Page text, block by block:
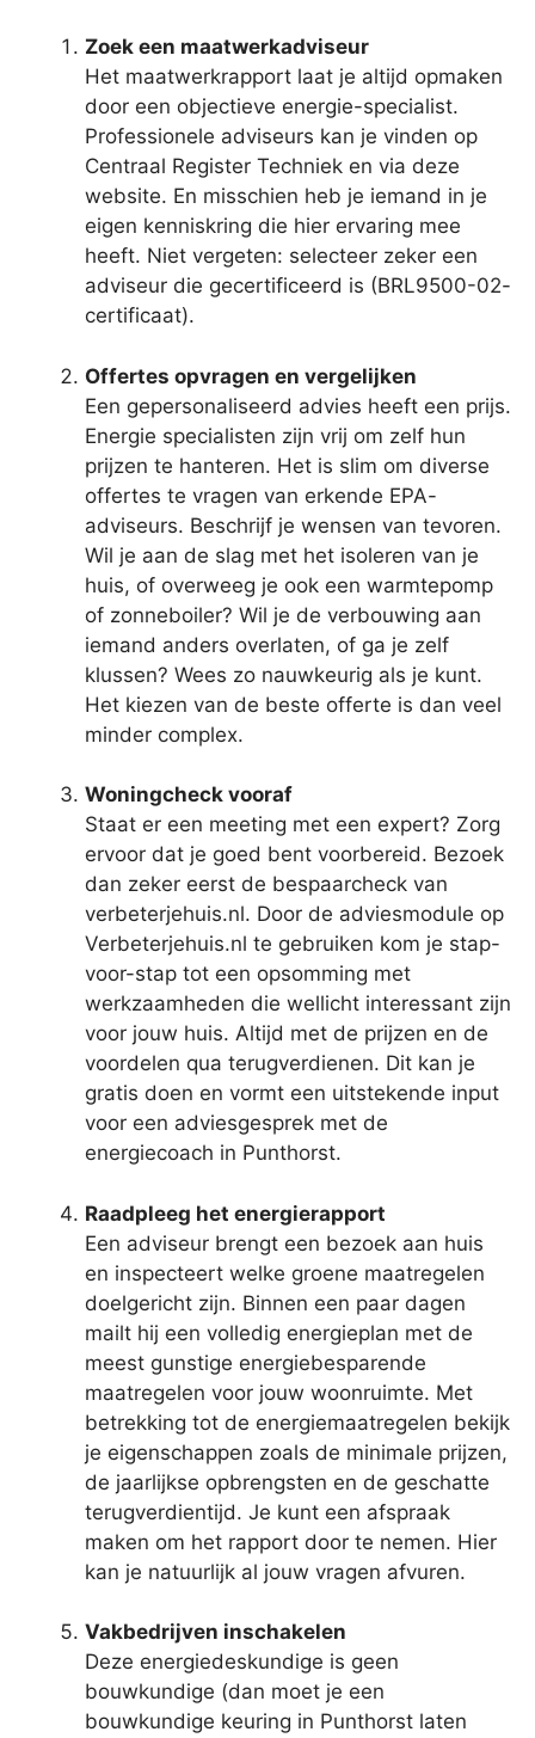
Zoek een maatwerkadviseur
Het maatwerkrapport laat je altijd opmaken
door een objectieve energie-specialist.
Professionele adviseurs kan je vinden op
Centraal Register Techniek en via deze
website. En misschien heb je iemand in je
eigen kenniskring die hier ervaring mee
heeft. Niet vergeten: selecteer zeker een
adviseur die gecertificeerd is (BRL9500-02-
certificaat).
Offertes opvragen en vergelijken
Een gepersonaliseerd advies heeft een prijs.
Energie specialisten zijn vrij om zelf hun
prijzen te hanteren. Het is slim om diverse
offertes te vragen van erkende EPA-
adviseurs. Beschrijf je wensen van tevoren.
Wil je aan de slag met het isoleren van je
huis, of overweeg je ook een warmtepomp
of zonneboiler? Wil je de verbouwing aan
iemand anders overlaten, of ga je zelf
klussen? Wees zo nauwkeurig als je kunt.
Het kiezen van de beste offerte is dan veel
minder complex.
Woningcheck vooraf
Staat er een meeting met een expert? Zorg
ervoor dat je goed bent voorbereid. Bezoek
dan zeker eerst de bespaarcheck van
verbeterjehuis.nl. Door de adviesmodule op
Verbeterjehuis.nl te gebruiken kom je stap-
voor-stap tot een opsomming met
werkzaamheden die wellicht interessant zijn
voor jouw huis. Altijd met de prijzen en de
voordelen qua terugverdienen. Dit kan je
gratis doen en vormt een uitstekende input
voor een adviesgesprek met de
energiecoach in Punthorst.
Raadpleeg het energierapport
Een adviseur brengt een bezoek aan huis
en inspecteert welke groene maatregelen
doelgericht zijn. Binnen een paar dagen
mailt hij een volledig energieplan met de
meest gunstige energiebesparende
maatregelen voor jouw woonruimte. Met
betrekking tot de energiemaatregelen bekijk
je eigenschappen zoals de minimale prijzen,
de jaarlijkse opbrengsten en de geschatte
terugverdientijd. Je kunt een afspraak
maken om het rapport door te nemen. Hier
kan je natuurlijk al jouw vragen afvuren.
Vakbedrijven inschakelen
Deze energiedeskundige is geen
bouwkundige (dan moet je een
bouwkundige keuring in Punthorst laten